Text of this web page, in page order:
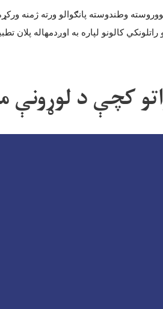
وطندوسته پانګوالو ورته ژمنه
کالونو لپاره به اوږدمهاله پلان
کچې د